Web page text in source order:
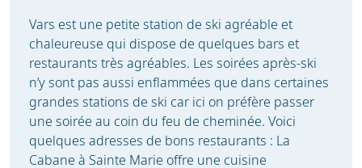
Vars est une petite station de ski agréable et
chaleureuse qui dispose de quelques bars et
restaurants très agréables. Les soirées après-ski
n’y sont pas aussi enflammées que dans certaines
grandes stations de ski car ici on préfère passer
une soirée au coin du feu de cheminée. Voici
quelques adresses de bons restaurants : La
Cabane à Sainte Marie offre une cuisine